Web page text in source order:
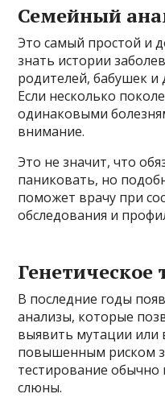
Семейный
Это самый простой и
знать истории
родителей, бабушек и
Если несколько
одинаковыми
внимание.
Это не значит, что
паниковать, но
поможет врачу при
обследования и
Генетическое
В последние годы
анализы, которые
выявить мутации или
повышенным риском
тестирование обычно
слюны.